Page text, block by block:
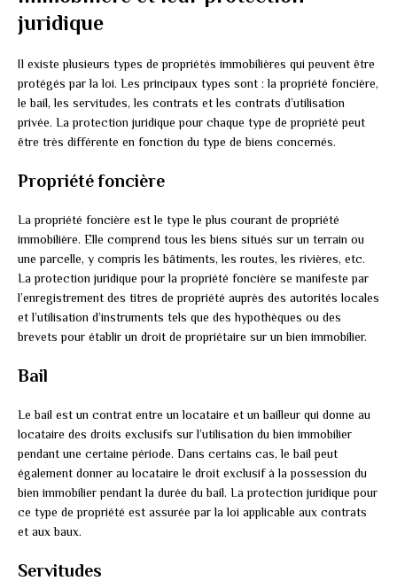
juridique
Il existe plusieurs types de propriétés immobilières qui peuvent être
protégés par la loi. Les principaux types sont : la propriété foncière,
le bail, les servitudes, les contrats et les contrats d’utilisation
privée. La protection juridique pour chaque type de propriété peut
être très différente en fonction du type de biens concernés.
Propriété foncière
La propriété foncière est le type le plus courant de propriété
immobilière. Elle comprend tous les biens situés sur un terrain ou
une parcelle, y compris les bâtiments, les routes, les rivières, etc.
La protection juridique pour la propriété foncière se manifeste par
l’enregistrement des titres de propriété auprès des autorités locales
et l’utilisation d’instruments tels que des hypothèques ou des
brevets pour établir un droit de propriétaire sur un bien immobilier.
Bail
Le bail est un contrat entre un locataire et un bailleur qui donne au
locataire des droits exclusifs sur l’utilisation du bien immobilier
pendant une certaine période. Dans certains cas, le bail peut
également donner au locataire le droit exclusif à la possession du
bien immobilier pendant la durée du bail. La protection juridique pour
ce type de propriété est assurée par la loi applicable aux contrats
et aux baux.
Servitudes